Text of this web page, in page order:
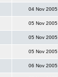
04 Nov 2005
05 Nov 2005
05 Nov 2005
05 Nov 2005
06 Nov 2005